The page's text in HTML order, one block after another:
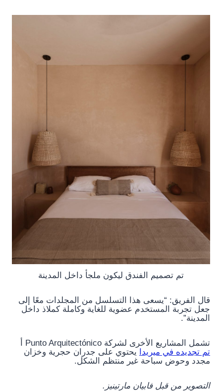
تم تصميم الفندق ليكون ملجأ داخل المدينة
قال الفريق: “يسعى هذا التسلسل من المجلدات معًا إلى
جعل تجربة المستخدم عضوية للغاية وكاملة كملاذ داخل
المدينة”.
تشمل المشاريع الأخرى لشركة Punto Arquitectónico أ
تم تجديده في ميريدا
يحتوي على جدران حجرية وخزان
مجدد وحوض سباحة غير منتظم الشكل.
التصوير من قبل فابيان مارتينيز.